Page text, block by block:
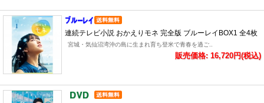
連続テレビ小説 おかえりモネ 完全版 ブルーレイBOX1 全4枚
宮城・気仙沼湾沖の島に生まれ育ち登米で青春を過ご..
販売価格: 16,720円(税込)